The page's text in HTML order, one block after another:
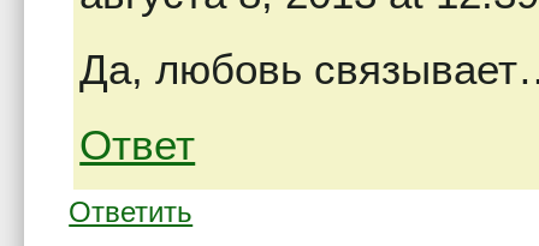
Да, любовь
Ответ
Ответить